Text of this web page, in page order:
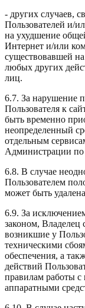
- других случаев,
Пользователей и/
на ухудшение
Интернет и/или
существовавшей
любых других
лиц.
6.7. За нарушение
Пользователя к
быть временно
неопределенный
отдельным
Администрации по
6.8. В случае
Пользователем
может быть
6.9. За
законом, Владелец
возникшие у
техническими
обеспечения, а
действий
правилам работы
аппаратными